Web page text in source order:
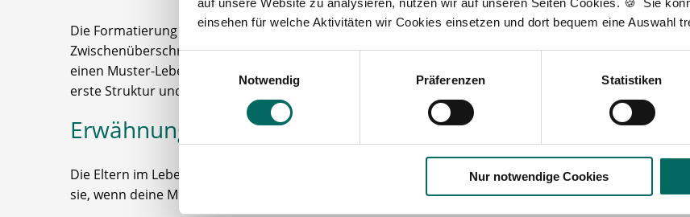
einsehen für welche Aktivitäten wir Cookies einsetzen und dort bequem eine Auswahl
Einwilligungsauswahl
Notwendig
Präferenzen Statistiken
Nur notwendige Cookies
Die Formatierung des Dokuments übersichtlich gestalten: Die Überschrift und die
Zwischenüberschriften sollten sich zum Beispiel vom Rest abheben. Zur Vereinfachung kannst du
einen Muster-Lebenslauf zur Hand nehmen und ihn nach deinen Wünschen abändern. So ist eine
erste Struktur und Übersichtlichkeit gewährleistet.
Erwähnungen
Die Eltern im Lebenslauf aufzuführen, ist heute eigentlich nicht mehr zeitgemäß. Unser Tipp: Erwähne
sie, wenn deine Mutter oder dein Vater auch in einer Apotheke gearbeitet haben.